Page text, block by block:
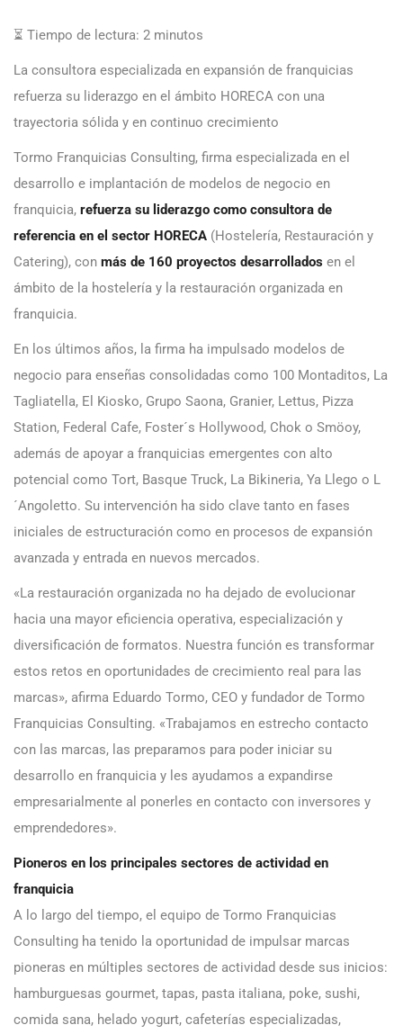
⏳ Tiempo de lectura: 2 minutos
La consultora especializada en expansión de franquicias
refuerza su liderazgo en el ámbito HORECA con una
trayectoria sólida y en continuo crecimiento
Tormo Franquicias Consulting, firma especializada en el
desarrollo e implantación de modelos de negocio en
franquicia, refuerza su liderazgo como consultora de
referencia en el sector HORECA (Hostelería, Restauración y
Catering), con más de 160 proyectos desarrollados en el
ámbito de la hostelería y la restauración organizada en
franquicia.
En los últimos años, la firma ha impulsado modelos de
negocio para enseñas consolidadas como 100 Montaditos, La
Tagliatella, El Kiosko, Grupo Saona, Granier, Lettus, Pizza
Station, Federal Cafe, Foster´s Hollywood, Chok o Smöoy,
además de apoyar a franquicias emergentes con alto
potencial como Tort, Basque Truck, La Bikineria, Ya Llego o L
´Angoletto. Su intervención ha sido clave tanto en fases
iniciales de estructuración como en procesos de expansión
avanzada y entrada en nuevos mercados.
«La restauración organizada no ha dejado de evolucionar
hacia una mayor eficiencia operativa, especialización y
diversificación de formatos. Nuestra función es transformar
estos retos en oportunidades de crecimiento real para las
marcas», afirma Eduardo Tormo, CEO y fundador de Tormo
Franquicias Consulting. «Trabajamos en estrecho contacto
con las marcas, las preparamos para poder iniciar su
desarrollo en franquicia y les ayudamos a expandirse
empresarialmente al ponerles en contacto con inversores y
emprendedores».
Pioneros en los principales sectores de actividad en
franquicia
A lo largo del tiempo, el equipo de Tormo Franquicias
Consulting ha tenido la oportunidad de impulsar marcas
pioneras en múltiples sectores de actividad desde sus inicios:
hamburguesas gourmet, tapas, pasta italiana, poke, sushi,
comida sana, helado yogurt, cafeterías especializadas,